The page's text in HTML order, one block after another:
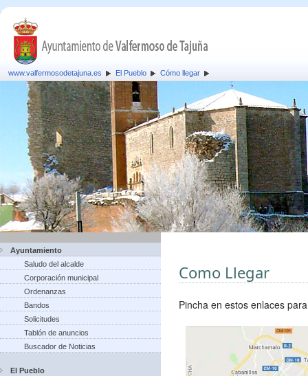
www.valfermosodetajuna.es El Pueblo Cómo llegar
Ayuntamiento
Saludo del alcalde
Corporación municipal
Ordenanzas
Bandos
Solicitudes
Tablón de anuncios
Buscador de Noticias
El Pueblo
Como Llegar
Pincha en estos enlaces